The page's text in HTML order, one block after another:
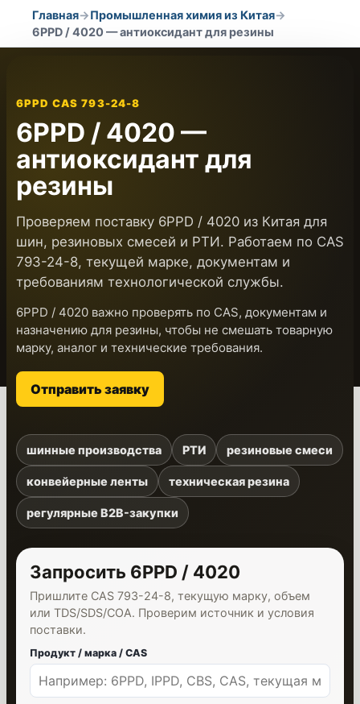
Главная→Промышленная химия из Китая→
6PPD / 4020 — антиоксидант для резины
6PPD CAS 793-24-8
6PPD / 4020 —
антиоксидант для
резины
Проверяем поставку 6PPD / 4020 из Китая для
шин, резиновых смесей и РТИ. Работаем по CAS
793-24-8, текущей марке, документам и
требованиям технологической службы.
6PPD / 4020 важно проверять по CAS, документам и
назначению для резины, чтобы не смешать товарную
марку, аналог и технические требования.
Отправить заявку
шинные производства РТИ резиновые смеси
конвейерные ленты техническая резина
регулярные B2B-закупки
Запросить 6PPD / 4020
Пришлите CAS 793-24-8, текущую марку, объем
или TDS/SDS/COA. Проверим источник и условия
поставки.
Продукт / марка / CAS